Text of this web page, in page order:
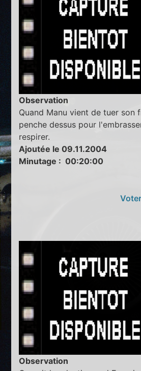
Observation
Quand Manu vient de tuer son
penche dessus pour
respirer.
Ajoutée le 09.11.2004
Minutage : 00:20:00
Observation